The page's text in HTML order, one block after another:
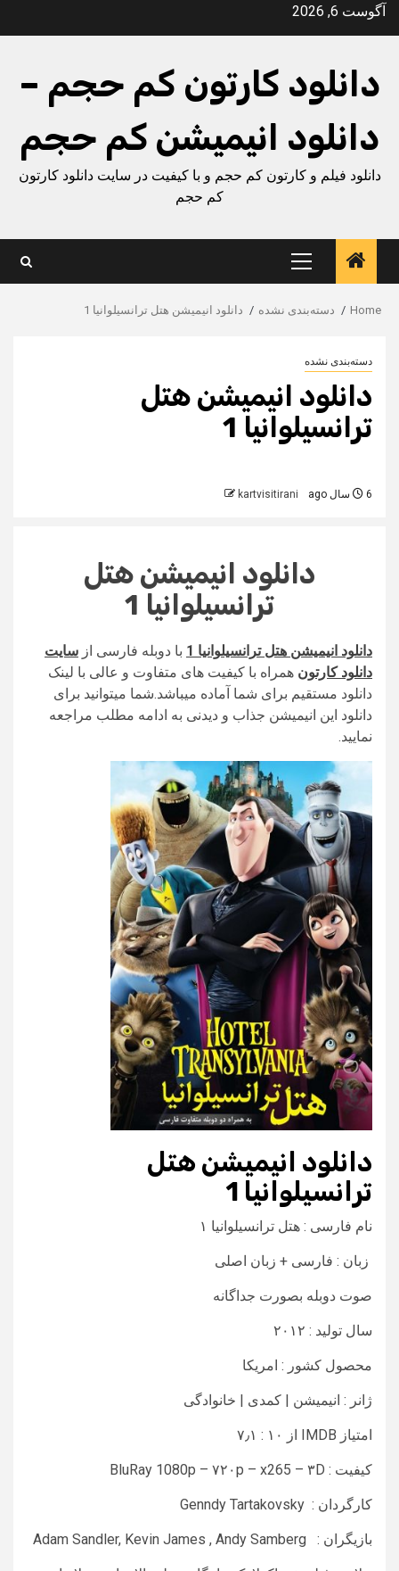
Skipآگوست 6, 2026
دانلود کارتون کم حجم –
دانلود انیمیشن کم حجم
دانلود فیلم و کارتون کم حجم و با کیفیت در سایت دانلود کارتون
کم حجم
Primary
Menu
Home دسته‌بندی نشده دانلود انیمیشن هتل ترانسیلوانیا 1
دسته‌بندی نشده
دانلود انیمیشن هتل
ترانسیلوانیا 1
6 سال ago kartvisitirani
دانلود انیمیشن هتل
ترانسیلوانیا 1
دانلود انیمیشن هتل ترانسیلوانیا 1 با دوبله فارسی از سایت
دانلود کارتون همراه با کیفیت های متفاوت و عالی با لینک
دانلود مستقیم برای شما آماده میباشد.شما میتوانید برای
دانلود این انیمیشن جذاب و دیدنی به ادامه مطلب مراجعه
نمایید.
دانلود انیمیشن هتل
ترانسیلوانیا 1
نام فارسی : هتل ترانسیلوانیا ۱
زبان : فارسی + زبان اصلی
صوت دوبله بصورت جداگانه
سال تولید : ۲۰۱۲
محصول کشور : امریکا
ژانر : انیمیشن | کمدی | خانوادگی
امتیاز IMDB از ۱۰ : ۷٫۱
کیفیت : BluRay 1080p – ۷۲۰p – x265 – ۳D
کارگردان : Genndy Tartakovsky
بازیگران : Adam Sandler, Kevin James , Andy Samberg